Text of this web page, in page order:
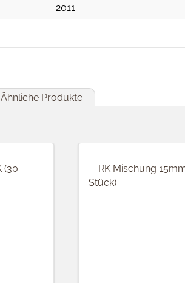
2011
Ähnliche Produkte